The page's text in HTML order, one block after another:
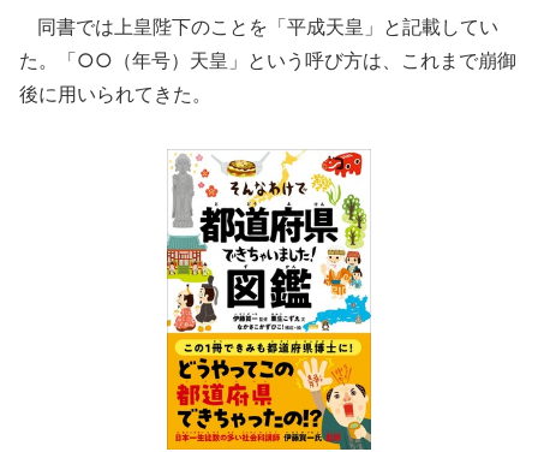
同書では上皇陛下のことを「平成天皇」と記載してい
た。「○○（年号）天皇」という呼び方は、これまで崩御
後に用いられてきた。